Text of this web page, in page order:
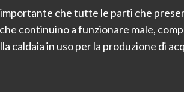
che tutte le parti che
continuino a funzionare male,
caldaia in uso per la produzione di